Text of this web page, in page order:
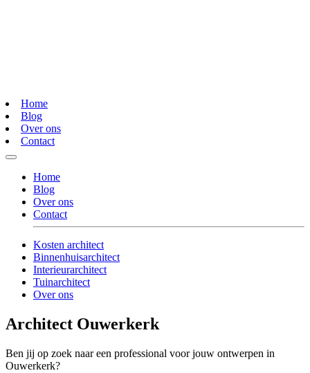
Home
Blog
Over ons
Contact
Home
Blog
Over ons
Contact
Kosten architect
Binnenhuisarchitect
Interieurarchitect
Tuinarchitect
Over ons
Architect Ouwerkerk
Ben jij op zoek naar een professional voor jouw ontwerpen in
Ouwerkerk?